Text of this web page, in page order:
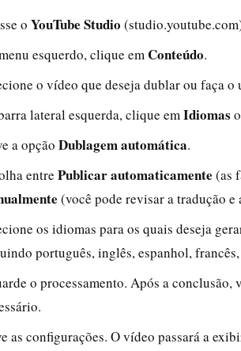
o YouTube Studio
esquerdo, clique em Conteúdo.
o vídeo que deseja dublar ou faça o
lateral esquerda, clique em Idiomas
a opção Dublagem automática.
entre Publicar automaticamente (as
(você pode revisar a tradução
os idiomas para os quais deseja
português, inglês, espanhol,
o processamento. Após a
as configurações. O vídeo passará a